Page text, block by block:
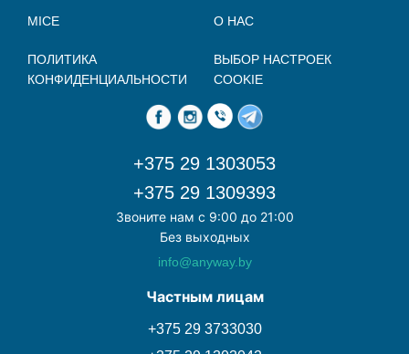
MICE О НАС
ПОЛИТИКА
КОНФИДЕНЦИАЛЬНОСТИ
ВЫБОР НАСТРОЕК
COOKIE
+375 29 1303053
+375 29 1309393
Звоните нам с 9:00 до 21:00
Без выходных
info@anyway.by
Частным лицам
+375 29 3733030